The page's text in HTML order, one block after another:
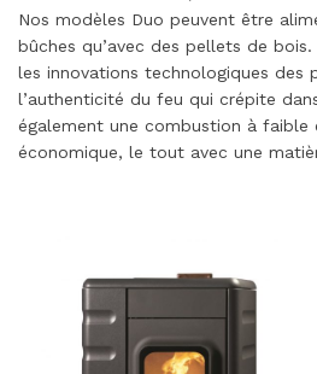
Nos modèles Duo peuvent être
bûches qu’avec des pellets de
les innovations technologiques des
l’authenticité du feu qui crépite
également une combustion à faible
économique, le tout avec une